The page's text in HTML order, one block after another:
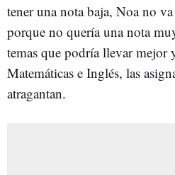
tener una nota baja, Noa no
porque no quería una nota
temas que podría llevar mejor
Matemáticas e Inglés, las
atragantan.